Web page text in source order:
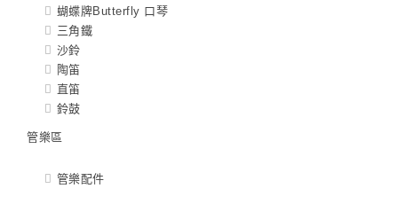
蝴蝶牌Butterfly 口琴
三角鐵
沙鈴
陶笛
直笛
鈴鼓
管樂區
管樂配件